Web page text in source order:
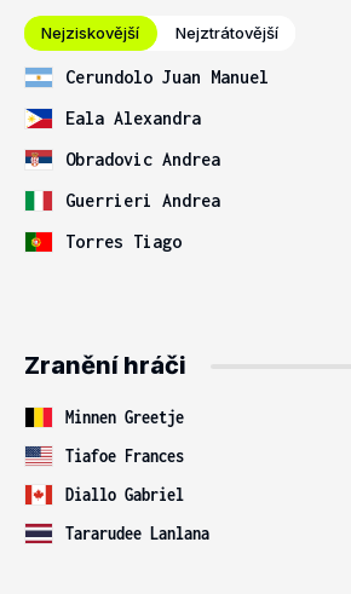
Nejziskovější Nejztrátovější
Cerundolo Juan Manuel
Eala Alexandra
Obradovic Andrea
Guerrieri Andrea
Torres Tiago
Zranění hráči
Minnen Greetje
Tiafoe Frances
Diallo Gabriel
Tararudee Lanlana